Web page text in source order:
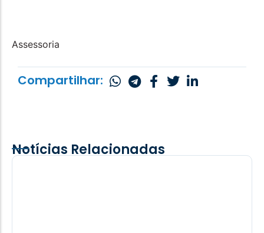
Assessoria
Compartilhar:
Notícias Relacionadas